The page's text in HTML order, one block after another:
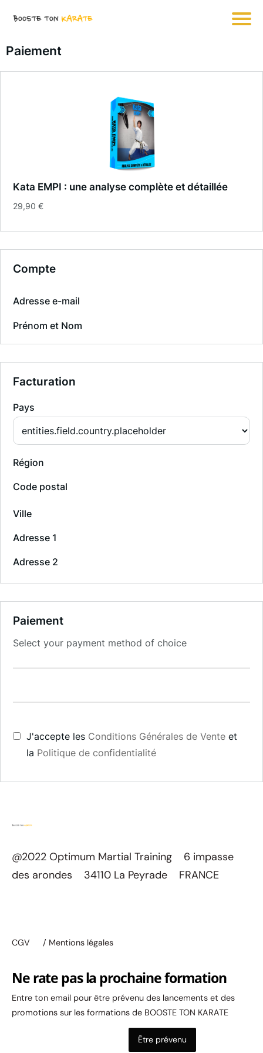
Paiement
Compte
Adresse e-mail
Prénom et Nom
Facturation
Pays
Région
Code postal
Ville
Adresse 1
Adresse 2
Paiement
Select your payment method of choice
J'accepte les Conditions Générales de Vente et
la Politique de confidentialité
Kata EMPI : une analyse complète et détaillée
29,90 €
@2022 Optimum Martial Training 6 impasse
des arondes 34110 La Peyrade FRANCE
CGV / Mentions légales
Ne rate pas la prochaine formation
Entre ton email pour être prévenu des lancements et des
promotions sur les formations de BOOSTE TON KARATE
Être prévenu